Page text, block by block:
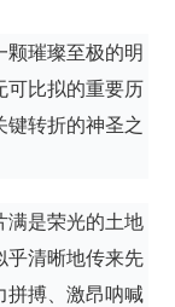
颗璀璨至极的明
可比拟的重要历
键转折的神圣之
满是荣光的土地
乎清晰地传来先
拼搏、激昂呐喊